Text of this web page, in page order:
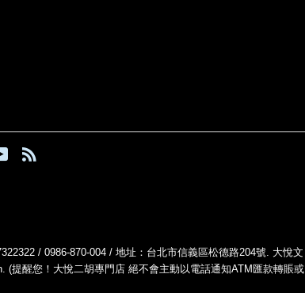
YouTube
/ 0986-870-004 / 地址：台北市信義區松德路204號. 大悅文
提醒您！大悅二胡專門店 絕不會主動以電話通知ATM匯款轉賬或